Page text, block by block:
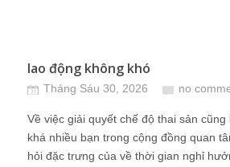
lao động không khó
Tháng Sáu 30, 2026 no
Về việc giải quyết chế độ thai sản
khá nhiều bạn trong cộng đồng quan
hỏi đặc trưng của về thời gian nghỉ